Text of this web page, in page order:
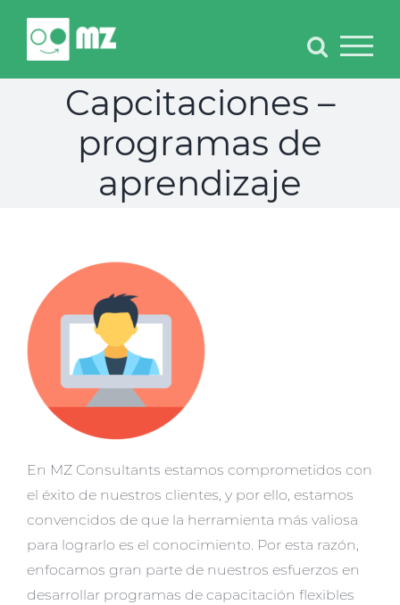
content
Capcitaciones –
programas de
aprendizaje
En MZ Consultants estamos comprometidos con
el éxito de nuestros clientes, y por ello, estamos
convencidos de que la herramienta más valiosa
para lograrlo es el conocimiento. Por esta razón,
enfocamos gran parte de nuestros esfuerzos en
desarrollar programas de capacitación flexibles